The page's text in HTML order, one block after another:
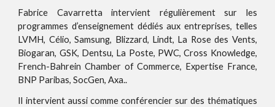
Fabrice Cavarretta intervient régulièrement sur les
programmes d’enseignement dédiés aux entreprises, telles
LVMH, Célio, Samsung, Blizzard, Lindt, La Rose des Vents,
Biogaran, GSK, Dentsu, La Poste, PWC, Cross Knowledge,
French-Bahrein Chamber of Commerce, Expertise France,
BNP Paribas, SocGen, Axa..
Il intervient aussi comme conférencier sur des thématiques